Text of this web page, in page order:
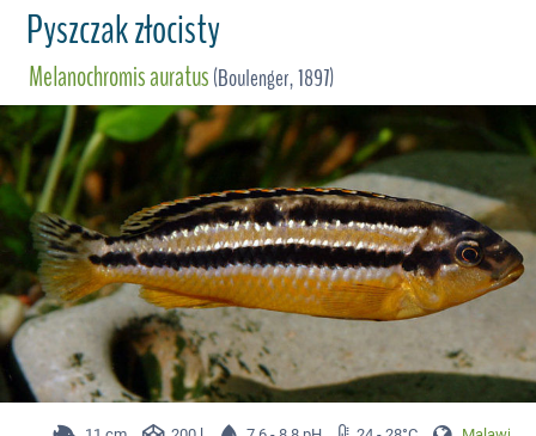
Pyszczak złocisty
Melanochromis auratus(Boulenger, 1897)